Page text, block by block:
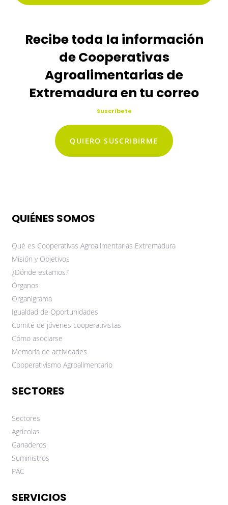
Recibe toda la información
de Cooperativas
Agroalimentarias de
Extremadura en tu correo
Suscríbete
QUIERO SUSCRIBIRME
QUIÉNES SOMOS
Qué es Cooperativas Agroalimentarias Extremadura
Misión y Objetivos
¿Dónde estamos?
Órganos
Organigrama
Igualdad de Oportunidades
Comité de jóvenes cooperativistas
Cómo asociarse
Memoria de actividades
Cooperativismo Agroalimentario
SECTORES
Sectores
Agrícolas
Ganaderos
Suministros
PAC
SERVICIOS